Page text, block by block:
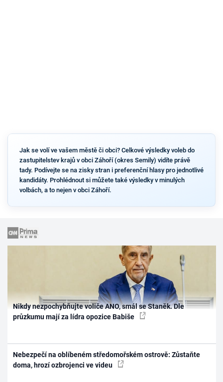
Jak se volí ve vašem městě či obci? Celkové výsledky voleb do
zastupitelstev krajů v obci Záhoří (okres Semily) vidíte právě
tady. Podívejte se na zisky stran i preferenční hlasy pro jednotlivé
kandidáty. Prohlédnout si můžete také výsledky v minulých
volbách, a to nejen v obci Záhoří.
Nikdy nezpochybňujte voliče ANO, smál se Staněk. Dle
průzkumu mají za lídra opozice Babiše
Nebezpečí na oblíbeném středomořském ostrově: Zůstaňte
doma, hrozí ozbrojenci ve videu